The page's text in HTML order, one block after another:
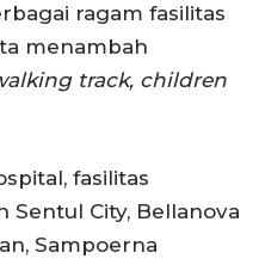
ragam fasilitas
menambah
track, children
fasilitas
Sentul City, Bellanova
Sampoerna